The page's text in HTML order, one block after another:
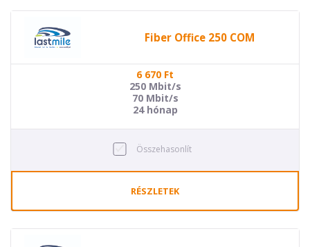
Fiber Office 250 COM
6 670 Ft
250 Mbit/s
70 Mbit/s
24 hónap
Összehasonlít
RÉSZLETEK